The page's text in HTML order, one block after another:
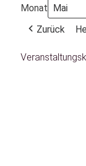
Monat
Zurück